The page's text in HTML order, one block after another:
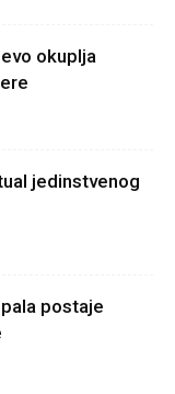
okuplja
jedinstvenog
postaje